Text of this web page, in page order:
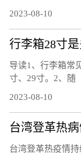
2023-08-10
导读1、行李箱常
寸、29寸。2、随
2023-08-10
台湾登革热
台湾登革热疫情持